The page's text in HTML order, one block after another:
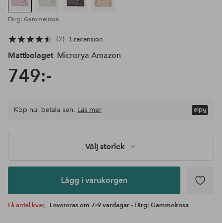
Färg: Gammelrosa
2 1 recension
Mattbolaget Microrya Amazon
749:-
storlek
Lägg i
Köp nu, betala sen. Läs mer
Välj storlek
Lägg i varukorgen
Få antal kvar, Levereras om 7-9 vardagar - Färg: Gammelrosa